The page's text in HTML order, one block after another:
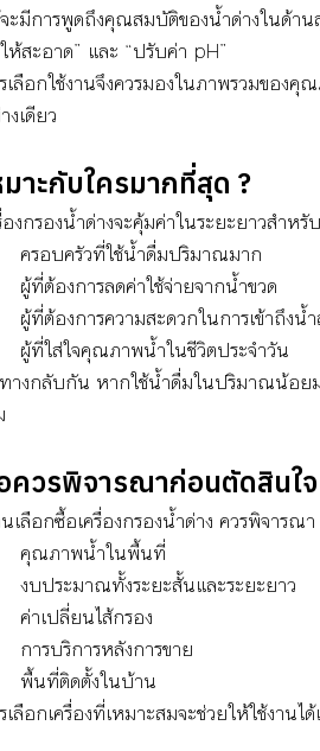
ะมีการพูดถึงคุณสมบัติของน้ำด่างในด้าน
ห้สะอาด” และ “ปรับค่า pH”
เลือกใช้งานจึงควรมองในภาพรวมของ
งเดียว
มาะกับใครมากที่สุด ?
องกรองน้ำด่างจะคุ้มค่าในระยะยาวสำห
ครอบครัวที่ใช้น้ำดื่มปริมาณมาก
ผู้ที่ต้องการลดค่าใช้จ่ายจากน้ำขวด
ผู้ที่ต้องการความสะดวกในการเข้าถึงน้
ผู้ที่ใส่ใจคุณภาพน้ำในชีวิตประจำวัน
างกลับกัน หากใช้น้ำดื่มในปริมาณน้อย
ควรพิจารณาก่อนตัดสินใจ
เลือกซื้อเครื่องกรองน้ำด่าง ควรพิจารณา
คุณภาพน้ำในพื้นที่
งบประมาณทั้งระยะสั้นและระยะยาว
ค่าเปลี่ยนไส้กรอง
การบริการหลังการขาย
พื้นที่ติดตั้งในบ้าน
เลือกเครื่องที่เหมาะสมจะช่วยให้ใช้งาน